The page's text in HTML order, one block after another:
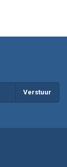
Verstuur